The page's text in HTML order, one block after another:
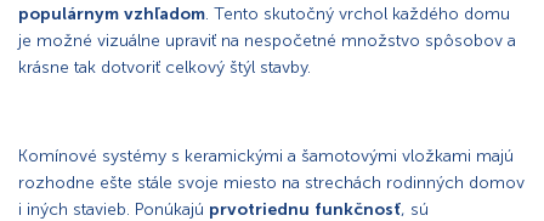
populárnym vzhľadom. Tento skutočný vrchol každého domu
je možné vizuálne upraviť na nespočetné množstvo spôsobov a
krásne tak dotvoriť celkový štýl stavby.
Komínové systémy s keramickými a šamotovými vložkami majú
rozhodne ešte stále svoje miesto na strechách rodinných domov
i iných stavieb. Ponúkajú prvotriednu funkčnosť, sú